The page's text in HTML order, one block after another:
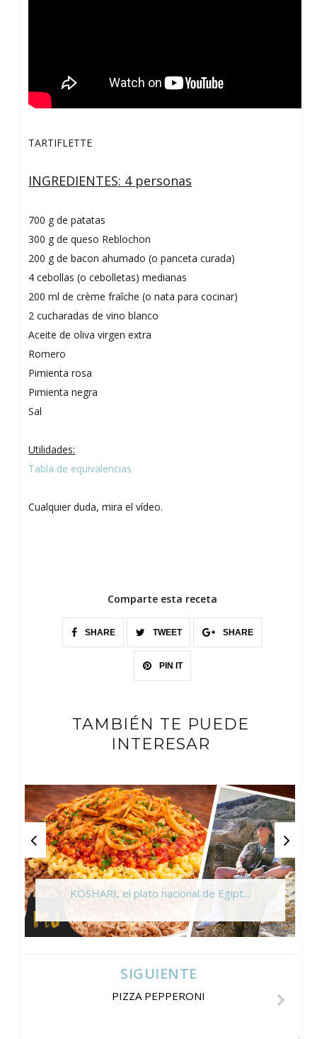
TARTIFLETTE
INGREDIENTES: 4 personas
700 g de patatas
300 g de queso Reblochon
200 g de bacon ahumado (o panceta curada)
4 cebollas (o cebolletas) medianas
200 ml de crème fraîche (o nata para cocinar)
2 cucharadas de vino blanco
Aceite de oliva virgen extra
Romero
Pimienta rosa
Pimienta negra
Sal
Utilidades:
Tabla de equivalencias
Cualquier duda, mira el vídeo.
Comparte esta receta
SHARE TWEET SHARE
PIN IT
TAMBIÉN TE PUEDE
INTERESAR
KOSHARI, el plato nacional de Egipt...
SIGUIENTE
PIZZA PEPPERONI